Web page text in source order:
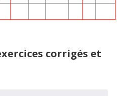
corrigés et